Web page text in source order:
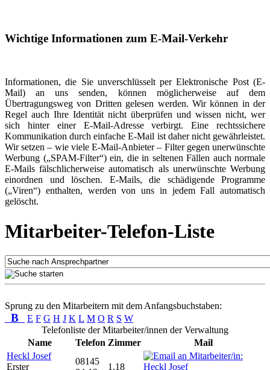
Wichtige Informationen zum E-Mail-Verkehr
Informationen, die Sie unverschlüsselt per Elektronische Post (E-
Mail) an uns senden, können möglicherweise auf dem
Übertragungsweg von Dritten gelesen werden. Wir können in der
Regel auch Ihre Identität nicht überprüfen und wissen nicht, wer
sich hinter einer E-Mail-Adresse verbirgt. Eine rechtssichere
Kommunikation durch einfache E-Mail ist daher nicht gewährleistet.
Wir setzen – wie viele E-Mail-Anbieter – Filter gegen unerwünschte
Werbung („SPAM-Filter“) ein, die in seltenen Fällen auch normale
E-Mails fälschlicherweise automatisch als unerwünschte Werbung
einordnen und löschen. E-Mails, die schädigende Programme
(„Viren“) enthalten, werden von uns in jedem Fall automatisch
gelöscht.
Mitarbeiter-Telefon-Liste
Sprung zu den Mitarbeitern mit dem Anfangsbuchstaben:
B E F G H J K L M O R S W
Telefonliste der Mitarbeiter/innen der Verwaltung
Name
Telefon Zimmer
Mail
Heckl Josef
Erster
08145
1.18